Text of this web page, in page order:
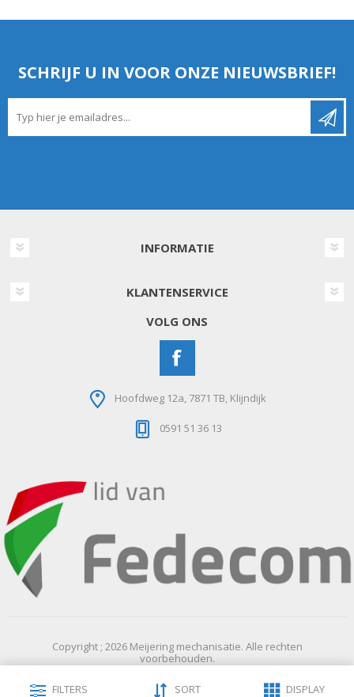
SCHRIJF U IN VOOR ONZE NIEUWSBRIEF!
INFORMATIE
KLANTENSERVICE
VOLG ONS
Hoofdweg 12a, 7871 TB, Klijndijk
0591 51 36 13
Copyright ; 2026 Meijering mechanisatie. Alle rechten
voorbehouden.
Nop-Templates.com
FILTERS SORT DISPLAY